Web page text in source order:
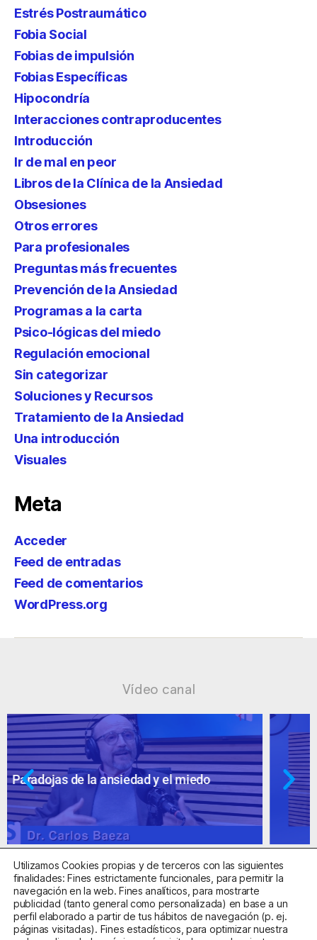
Estrés Postraumático
Fobia Social
Fobias de impulsión
Fobias Específicas
Hipocondría
Interacciones contraproducentes
Introducción
Ir de mal en peor
Libros de la Clínica de la Ansiedad
Obsesiones
Otros errores
Para profesionales
Preguntas más frecuentes
Prevención de la Ansiedad
Programas a la carta
Psico-lógicas del miedo
Regulación emocional
Sin categorizar
Soluciones y Recursos
Tratamiento de la Ansiedad
Una introducción
Visuales
Meta
Acceder
Feed de entradas
Feed de comentarios
WordPress.org
Vídeo canal
Ansiedad: supuestos cuestionables
Centro Sanitario Autorizado con el código E08737002
Utilizamos Cookies propias y de terceros con las siguientes
finalidades: Fines estrictamente funcionales, para permitir la
navegación en la web. Fines analíticos, para mostrarte
publicidad (tanto general como personalizada) en base a un
perfil elaborado a partir de tus hábitos de navegación (p. ej.
páginas visitadas). Fines estadísticos, para optimizar nuestra